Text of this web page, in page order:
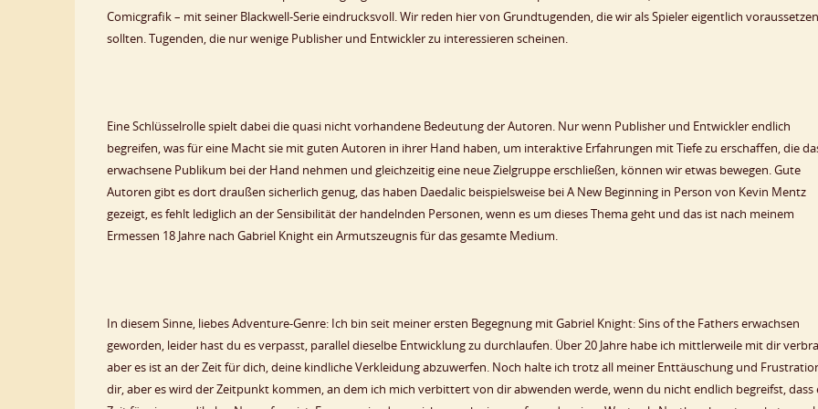
Comicgrafik – mit seiner Blackwell-Serie eindrucksvoll. Wir reden hier von Grundtugenden, die wir als Spieler eigentlich voraussetzen
sollten. Tugenden, die nur wenige Publisher und Entwickler zu interessieren scheinen.
Eine Schlüsselrolle spielt dabei die quasi nicht vorhandene Bedeutung der Autoren. Nur wenn Publisher und Entwickler endlich
begreifen, was für eine Macht sie mit guten Autoren in ihrer Hand haben, um interaktive Erfahrungen mit Tiefe zu erschaffen, die
erwachsene Publikum bei der Hand nehmen und gleichzeitig eine neue Zielgruppe erschließen, können wir etwas bewegen. Gute
Autoren gibt es dort draußen sicherlich genug, das haben Daedalic beispielsweise bei A New Beginning in Person von Kevin Mentz
gezeigt, es fehlt lediglich an der Sensibilität der handelnden Personen, wenn es um dieses Thema geht und das ist nach meinem
Ermessen 18 Jahre nach Gabriel Knight ein Armutszeugnis für das gesamte Medium.
In diesem Sinne, liebes Adventure-Genre: Ich bin seit meiner ersten Begegnung mit Gabriel Knight: Sins of the Fathers erwachsen
geworden, leider hast du es verpasst, parallel dieselbe Entwicklung zu durchlaufen. Über 20 Jahre habe ich mittlerweile mit dir
aber es ist an der Zeit für dich, deine kindliche Verkleidung abzuwerfen. Noch halte ich trotz all meiner Enttäuschung und
dir, aber es wird der Zeitpunkt kommen, an dem ich mich verbittert von dir abwenden werde, wenn du nicht endlich begreifst, dass